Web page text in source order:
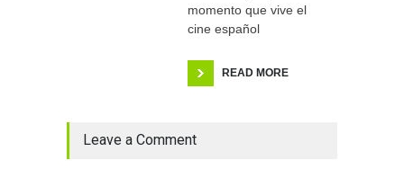
momento que vive el
cine español
READ MORE
Leave a Comment